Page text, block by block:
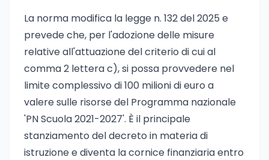
La norma modifica la legge n. 132 del 2025 e
prevede che, per l'adozione delle misure
relative all'attuazione del criterio di cui al
comma 2 lettera c), si possa provvedere nel
limite complessivo di 100 milioni di euro a
valere sulle risorse del Programma nazionale
'PN Scuola 2021-2027'. È il principale
stanziamento del decreto in materia di
istruzione e diventa la cornice finanziaria entro